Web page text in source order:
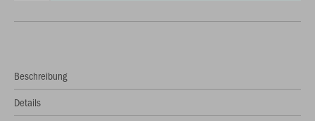
Beschreibung
Details